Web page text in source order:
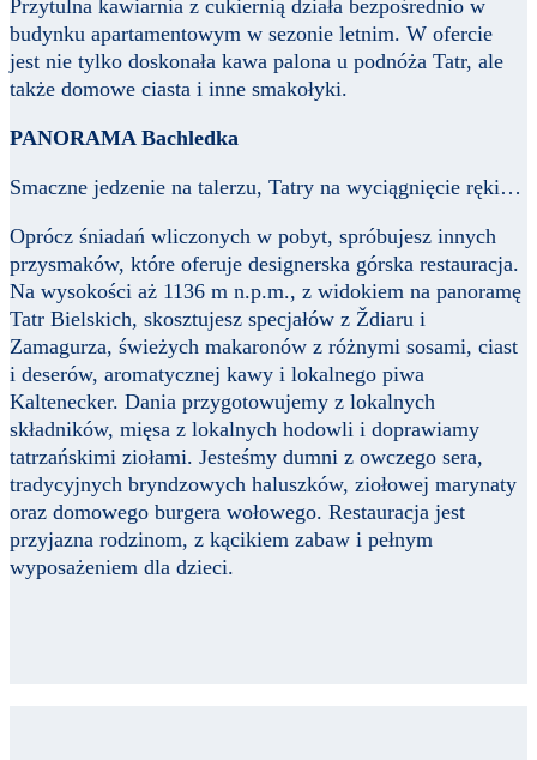
Przytulna kawiarnia z cukiernią działa bezpośrednio w
budynku apartamentowym w sezonie letnim. W ofercie
jest nie tylko doskonała kawa palona u podnóża Tatr, ale
także domowe ciasta i inne smakołyki.
PANORAMA Bachledka
Smaczne jedzenie na talerzu, Tatry na wyciągnięcie ręki…
Oprócz śniadań wliczonych w pobyt, spróbujesz innych
przysmaków, które oferuje designerska górska restauracja.
Na wysokości aż 1136 m n.p.m., z widokiem na panoramę
Tatr Bielskich, skosztujesz specjałów z Ždiaru i
Zamagurza, świeżych makaronów z różnymi sosami, ciast
i deserów, aromatycznej kawy i lokalnego piwa
Kaltenecker. Dania przygotowujemy z lokalnych
składników, mięsa z lokalnych hodowli i doprawiamy
tatrzańskimi ziołami. Jesteśmy dumni z owczego sera,
tradycyjnych bryndzowych haluszków, ziołowej marynaty
oraz domowego burgera wołowego. Restauracja jest
przyjazna rodzinom, z kącikiem zabaw i pełnym
wyposażeniem dla dzieci.